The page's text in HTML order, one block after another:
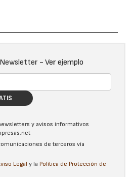
- Ver ejemplo
y avisos informativos
de terceros vía
Legal y la Política de Protección de